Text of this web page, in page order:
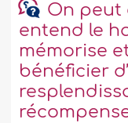
On peut
entend le
mémorise
bénéficier